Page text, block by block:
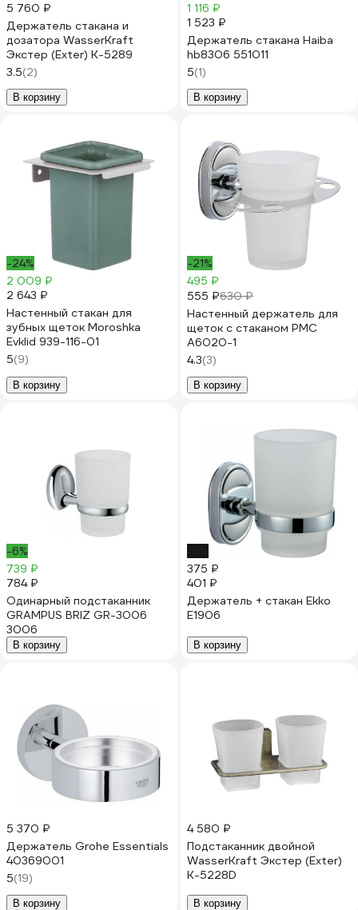
5 760 ₽
Держатель стакана и
дозатора WasserKraft
Экстер (Exter) K-5289
3.5(2)
В корзину
1 116 ₽
1 523 ₽
Держатель стакана Haiba
hb8306 551011
5(1)
В корзину
-24%
2 009 ₽
2 643 ₽
Настенный стакан для
зубных щеток Moroshka
Evklid 939-116-01
5(9)
В корзину
-21%
495 ₽
555 ₽630 ₽
Настенный держатель для
щеток c стаканом РМС
A6020-1
4.3(3)
В корзину
-6%
739 ₽
784 ₽
Одинарный подстаканник
GRAMPUS BRIZ GR-3006
3006
В корзину
375 ₽
401 ₽
Держатель + стакан Ekko
E1906
В корзину
5 370 ₽
Держатель Grohe Essentials
40369001
5(19)
В корзину
4 580 ₽
Подстаканник двойной
WasserKraft Экстер (Exter)
K-5228D
В корзину